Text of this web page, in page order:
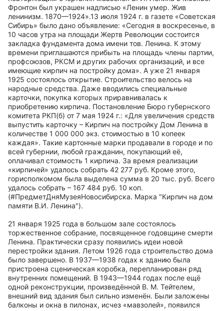
Фронтон был украшен надписью «Ленин умер. Жив
ленинизм. 1870—1924».13 июля 1924 г. в газете «Советская
Сибирь» было дано объявление: «Сегодня в воскресенье, в
10 часов утра на площади Жертв Революции состоится
закладка фундамента дома имени тов. Ленина. К этому
времени приглашаются прибыть на площадь члены партии,
профсоюзов, РКСМ и других рабочих организаций, и все
имеющие кирпич на постройку дома». А уже 21 января
1925 состоялось открытие. Строительство велось на
народные средства. Даже вводились специальные
карточки, покупка которых приравнивалась к
приобретению кирпича. Постановление Бюро губернского
комитета РКП(б) от 7 мая 1924 г.: «Для увеличения средств
выпустить карточку – Кирпич на постройку Дом Ленина в
количестве 1 000 000 экз. стоимостью в 10 копеек
каждая». Такие картонные марки продавали в городе и по
всей губернии, любой гражданин, покупающий её,
оплачивал стоимость 1 кирпича. За время реализации
«кирпичей» удалось собрать 42 277 руб. Кроме этого,
горисполкомом была выделена сумма в 20 тыс. руб. Всего
удалось собрать – 167 484 руб. 10 коп.
(#ПредметДняМузеяНовосибирска. Марка "Кирпич на дом
памяти В.И. Ленина").
21 января 1925 года в большом зале состоялось
торжественное собрание, посвященное годовщине смерти
Ленина. Практически сразу появились идеи новой
перестройки здания. Летом 1926 года строительство дома
было завершено. В 1937—1938 годах к зданию была
пристроена сценическая коробка, перепланирован ряд
внутренних помещений. В 1943—1944 годах после ещё
одной реконструкции, произведённой В. М. Тейтелем,
внешний вид здания был сильно изменён. Были заложены
балконы и окна в пилонах, исчез «мавзолей», появился